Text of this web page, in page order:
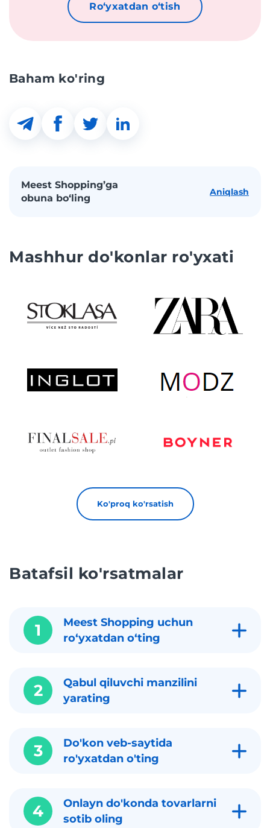
Roʻyxatdan oʻtish
Baham ko'ring
Meest Shopping’ga
obuna bo‘ling
Aniqlash
Mashhur do'konlar ro'yxati
Ko'proq ko'rsatish
Batafsil ko'rsatmalar
1
Meest Shopping uchun
roʻyxatdan oʻting
2
Qabul qiluvchi manzilini
yarating
3
Do'kon veb-saytida
ro'yxatdan o'ting
4
Onlayn do'konda tovarlarni
sotib oling